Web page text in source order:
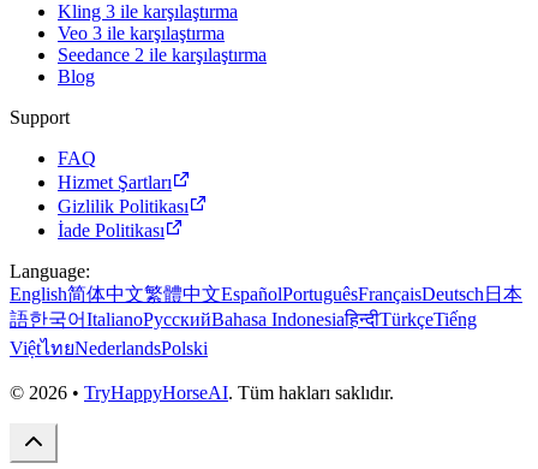
Kling 3 ile karşılaştırma
Veo 3 ile karşılaştırma
Seedance 2 ile karşılaştırma
Blog
Support
FAQ
Hizmet Şartları
Gizlilik Politikası
İade Politikası
Language:
English简体中文繁體中文EspañolPortuguêsFrançaisDeutsch日本
語한국어ItalianoРусскийBahasa Indonesiaहिन्दीTürkçeTiếng
ViệtไทยNederlandsPolski
© 2026 • TryHappyHorseAI. Tüm hakları saklıdır.